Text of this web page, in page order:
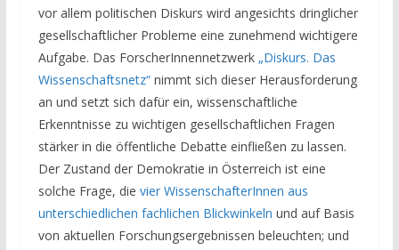
vor allem politischen Diskurs wird angesichts dringlicher
gesellschaftlicher Probleme eine zunehmend wichtigere
Aufgabe. Das ForscherInnennetzwerk „Diskurs. Das
Wissenschaftsnetz“nimmt sich dieser Herausforderung
an und setzt sich dafür ein, wissenschaftliche
Erkenntnisse zu wichtigen gesellschaftlichen Fragen
stärker in die öffentliche Debatte einfließen zu lassen.
Der Zustand der Demokratie in Österreich ist eine
solche Frage, die vier WissenschafterInnen aus
unterschiedlichen fachlichen Blickwinkeln und auf Basis
von aktuellen Forschungsergebnissen beleuchten; und